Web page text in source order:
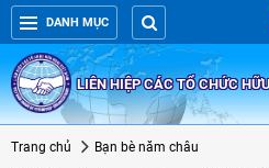
DANH MỤC
LIÊN HIỆP CÁC TỔ CHỨC
Trang chủ Bạn bè năm châu